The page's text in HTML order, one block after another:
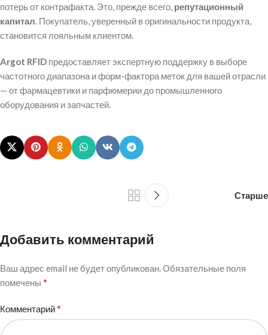
потерь от контрафакта. Это, прежде всего, репутационный
капитал . Покупатель, уверенный в оригинальности продукта,
становится лояльным клиентом.
Argot RFID предоставляет экспертную поддержку в выборе
частотного диапазона и форм-фактора меток для вашей отрасли
— от фармацевтики и парфюмерии до промышленного
оборудования и запчастей.
Старше
Добавить комментарий
Ваш адрес email не будет опубликован. Обязательные поля
помечены *
Комментарий*